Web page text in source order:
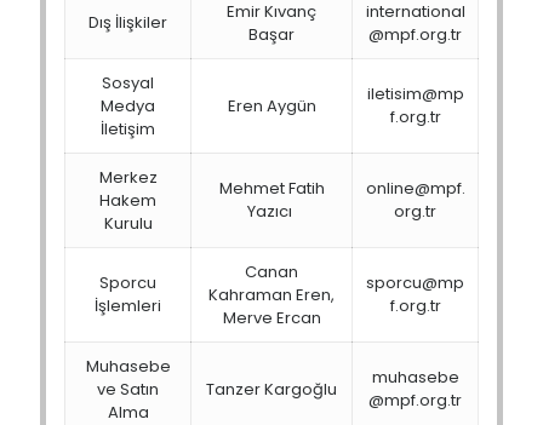
Dış İlişkiler
Emir Kıvanç
Başar
international
@mpf.org.tr
Sosyal
Medya
İletişim
Eren Aygün
iletisim@mp
f.org.tr
Merkez
Hakem
Kurulu
Mehmet Fatih
Yazıcı
online@mpf.
org.tr
Sporcu
İşlemleri
Canan
Kahraman Eren,
Merve Ercan
sporcu@mp
f.org.tr
Muhasebe
ve Satın
Alma
Tanzer Kargoğlu
muhasebe
@mpf.org.tr